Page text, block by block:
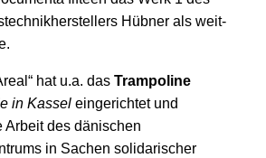
Hübner als weit­
hat u.a. das Trampoline
in Kasseleingerichtet und
Arbeit des dänischen
in Sachen solidarischer